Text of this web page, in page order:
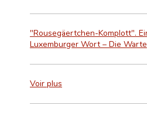
"Rousegäertchen-Komplott".
Luxemburger Wort – Die
Voir plus